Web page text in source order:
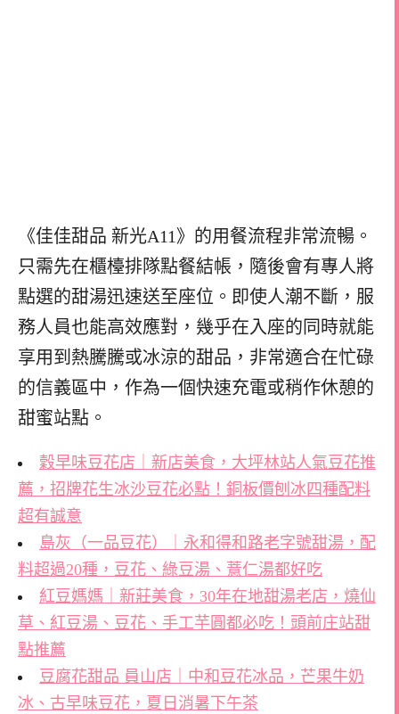
《佳佳甜品 新光A11》的用餐流程非常流暢。
只需先在櫃檯排隊點餐結帳，隨後會有專人將
點選的甜湯迅速送至座位。即使人潮不斷，服
務人員也能高效應對，幾乎在入座的同時就能
享用到熱騰騰或冰涼的甜品，非常適合在忙碌
的信義區中，作為一個快速充電或稍作休憩的
甜蜜站點。
穀早味豆花店｜新店美食，大坪林站人氣豆花推
薦，招牌花生冰沙豆花必點！銅板價刨冰四種配料
超有誠意
島灰（一品豆花）｜永和得和路老字號甜湯，配
料超過20種，豆花、綠豆湯、薏仁湯都好吃
紅豆媽媽｜新莊美食，30年在地甜湯老店，燒仙
草、紅豆湯、豆花、手工芋圓都必吃！頭前庄站甜
點推薦
豆腐花甜品 員山店｜中和豆花冰品，芒果牛奶
冰、古早味豆花，夏日消暑下午茶